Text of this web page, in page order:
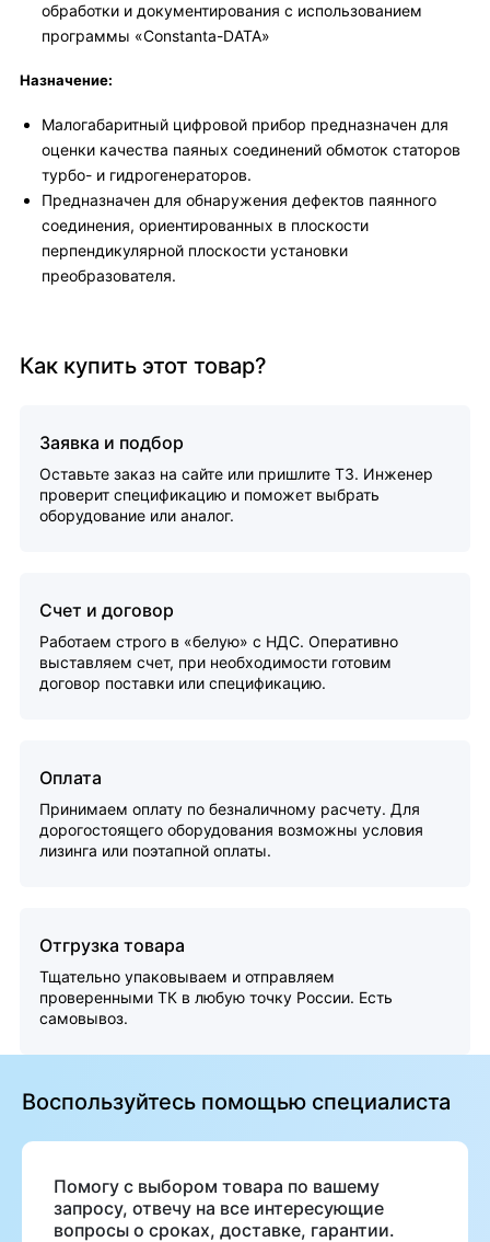
обработки и документирования с использованием
программы «Constanta-DATA»
Назначение:
Малогабаритный цифровой прибор предназначен для
оценки качества паяных соединений обмоток статоров
турбо- и гидрогенераторов.
Предназначен для обнаружения дефектов паянного
соединения, ориентированных в плоскости
перпендикулярной плоскости установки
преобразователя.
Как купить этот товар?
Заявка и подбор
Оставьте заказ на сайте или пришлите ТЗ. Инженер
проверит спецификацию и поможет выбрать
оборудование или аналог.
Счет и договор
Работаем строго в «белую» с НДС. Оперативно
выставляем счет, при необходимости готовим
договор поставки или спецификацию.
Оплата
Принимаем оплату по безналичному расчету. Для
дорогостоящего оборудования возможны условия
лизинга или поэтапной оплаты.
Отгрузка товара
Тщательно упаковываем и отправляем
проверенными ТК в любую точку России. Есть
самовывоз.
Воспользуйтесь помощью специалиста
Помогу с выбором товара по вашему
запросу, отвечу на все интересующие
вопросы о сроках, доставке, гарантии.